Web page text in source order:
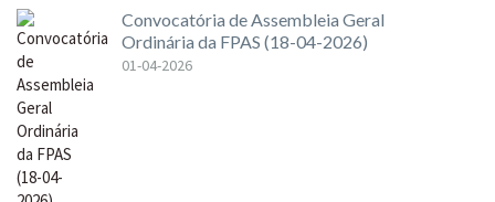
Convocatória de Assembleia Geral
Ordinária da FPAS (18-04-2026)
01-04-2026